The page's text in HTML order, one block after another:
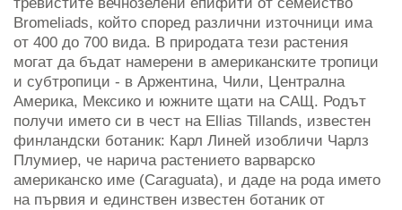
Bromeliads, който според различни източници има
от 400 до 700 вида. В природата тези растения
могат да бъдат намерени в американските тропици
и субтропици - в Аржентина, Чили, Централна
Америка, Мексико и южните щати на САЩ. Родът
получи името си в чест на Ellias Tillands, известен
финландски ботаник: Карл Линей изобличи Чарлз
Плумиер, че нарича растението варварско
американско име (Caraguata), и даде на рода името
на първия и единствен известен ботаник от